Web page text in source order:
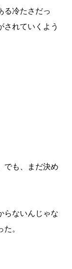
る冷たさだっ
されていくよう
でも、まだ決め
らないんじゃな
。